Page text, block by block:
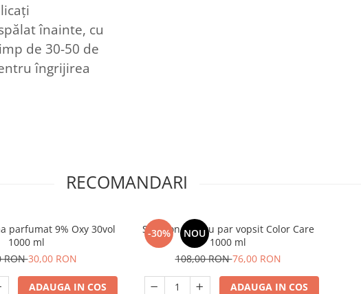
înainte, cu
de 30-50 de
îngrijirea
RECOMANDARI
parfumat 9% Oxy 30vol
1000 ml
RON30,00 RON
ADAUGA IN COS
-30% NOU
Sampon pentru par vopsit Color Care
1000 ml
108,00 RON76,00 RON
ADAUGA IN COS